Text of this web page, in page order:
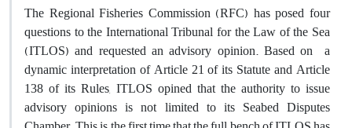
The Regional Fisheries Commission (RFC) has posed four
questions to the International Tribunal for the Law of the Sea
(ITLOS) and requested an advisory opinion. Based on a
dynamic interpretation of Article 21 of its Statute and Article
138 of its Rules, ITLOS opined that the authority to issue
advisory opinions is not limited to its Seabed Disputes